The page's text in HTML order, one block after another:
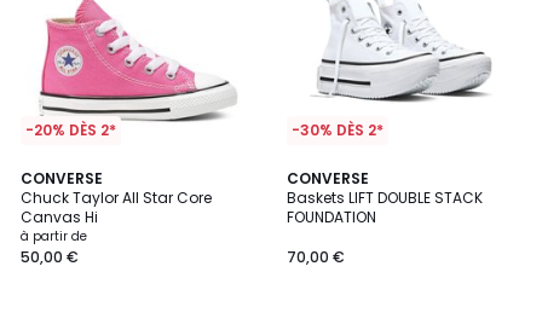
-20% DÈS 2*
CONVERSE
Chuck Taylor All Star Core
Canvas Hi
à partir de
50,00 €
5
/
5
-30% DÈS 2*
CONVERSE
Baskets LIFT DOUBLE STACK
FOUNDATION
70,00 €
2
Couleurs